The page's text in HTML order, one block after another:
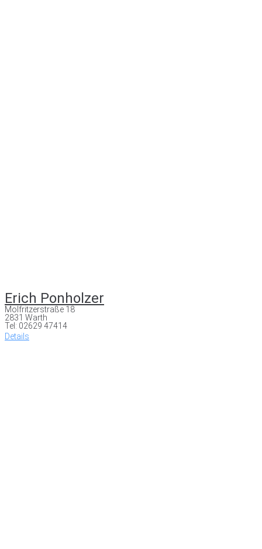
Erich Ponholzer
Molfritzerstraße 18
2831 Warth
Tel: 02629 47414
Details